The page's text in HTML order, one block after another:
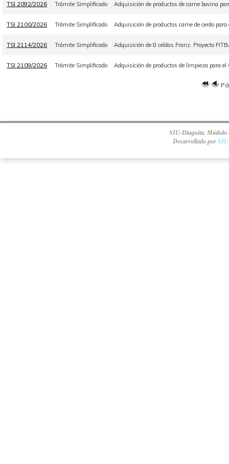
TSI 2092/2026 Trámite Simplificado Adquisición de productos de carne bovina
TSI 2100/2026 Trámite Simplificado Adquisición de productos carne de cerdo
TSI 2114/2026 Trámite Simplificado Adquisición de 8 celdas Franz. Proyecto
TSI 2109/2026 Trámite Simplificado Adquisición de productos de limpieza para
SIU-Diaguita. Módulo
Desarrollado por SIU